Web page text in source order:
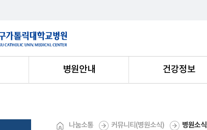
병원안내 건강정보
나눔소통 커뮤니티(병원소식) 병원소식